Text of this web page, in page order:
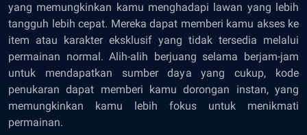
yang memungkinkan kamu menghadapi lawan yang lebih
tangguh lebih cepat. Mereka dapat memberi kamu akses ke
item atau karakter eksklusif yang tidak tersedia melalui
permainan normal. Alih-alih berjuang selama berjam-jam
untuk mendapatkan sumber daya yang cukup, kode
penukaran dapat memberi kamu dorongan instan, yang
memungkinkan kamu lebih fokus untuk menikmati
permainan.